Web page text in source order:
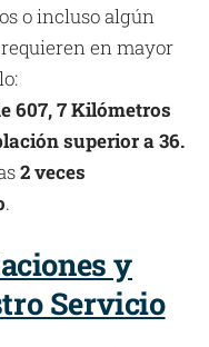
o incluso algún
en mayor
607, 7 Kilómetros
superior a 36.
2 veces
.
y
Servicio